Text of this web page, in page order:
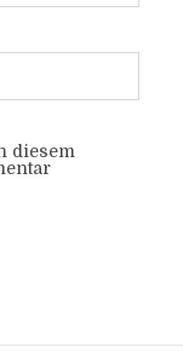
diesem